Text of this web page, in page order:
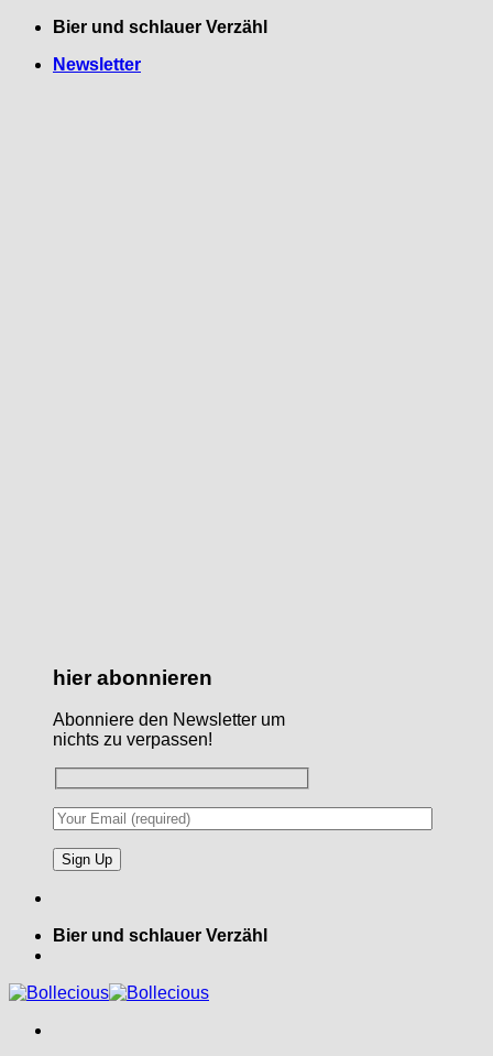
Zum
springen
Bier und schlauer Verzähl
Newsletter
hier abonnieren
Abonniere den Newsletter um
nichts zu verpassen!
Bier und schlauer Verzähl